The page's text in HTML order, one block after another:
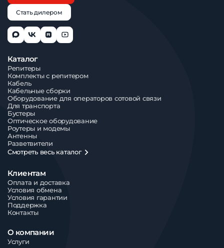
Стать дилером
Каталог
Репитеры
Комплекты с репитером
Кабель
Кабельные сборки
Оборудование для операторов сотовой связи
Для транспорта
Бустеры
Оптическое оборудование
Роутеры и модемы
Антенны
Разветвители
Смотреть весь каталог
Клиентам
Оплата и доставка
Условия обмена
Условия гарантии
Поддержка
Контакты
О компании
Услуги